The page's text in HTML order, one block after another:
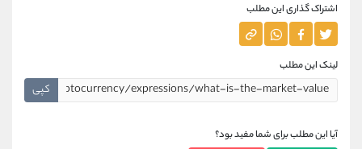
اشتراک گذاری این مطلب
لینک این مطلب
کپی
آیا این مطلب برای شما مفید بود؟